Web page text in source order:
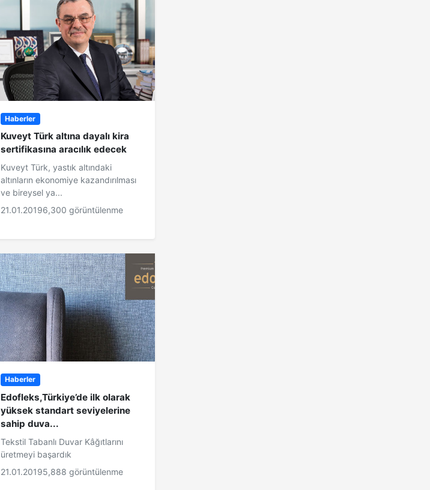
Haberler
Kuveyt Türk altına dayalı kira
sertifikasına aracılık edecek
Kuveyt Türk, yastık altındaki
altınların ekonomiye kazandırılması
ve bireysel ya...
21.01.20196,300 görüntülenme
Haberler
Edofleks,Türkiye’de ilk olarak
yüksek standart seviyelerine
sahip duva...
Tekstil Tabanlı Duvar Kâğıtlarını
üretmeyi başardık
21.01.20195,888 görüntülenme